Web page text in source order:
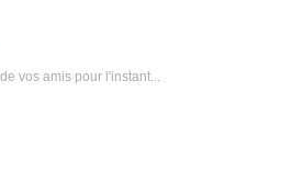
vos amis pour l'instant...